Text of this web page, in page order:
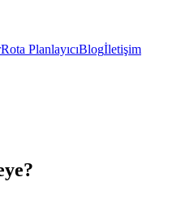
Rota PlanlayıcıBlogİletişim